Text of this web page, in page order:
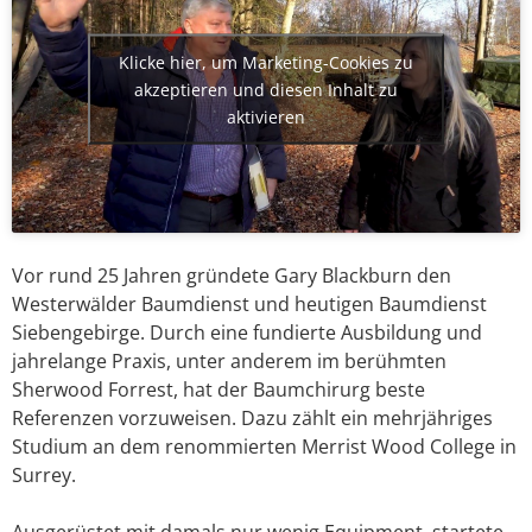
Klicke hier, um Marketing-Cookies zu
akzeptieren und diesen Inhalt zu
aktivieren
Vor rund 25 Jahren gründete Gary Blackburn den
Westerwälder Baumdienst und heutigen Baumdienst
Siebengebirge. Durch eine fundierte Ausbildung und
jahrelange Praxis, unter anderem im berühmten
Sherwood Forrest, hat der Baumchirurg beste
Referenzen vorzuweisen. Dazu zählt ein mehrjähriges
Studium an dem renommierten Merrist Wood College in
Surrey.